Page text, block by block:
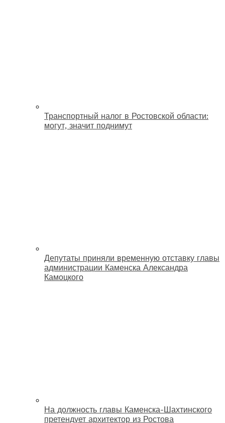
Транспортный налог в Ростовской области:
могут, значит поднимут
Депутаты приняли временную отставку главы
администрации Каменска Александра
Камоцкого
На должность главы Каменска-Шахтинского
претендует архитектор из Ростова